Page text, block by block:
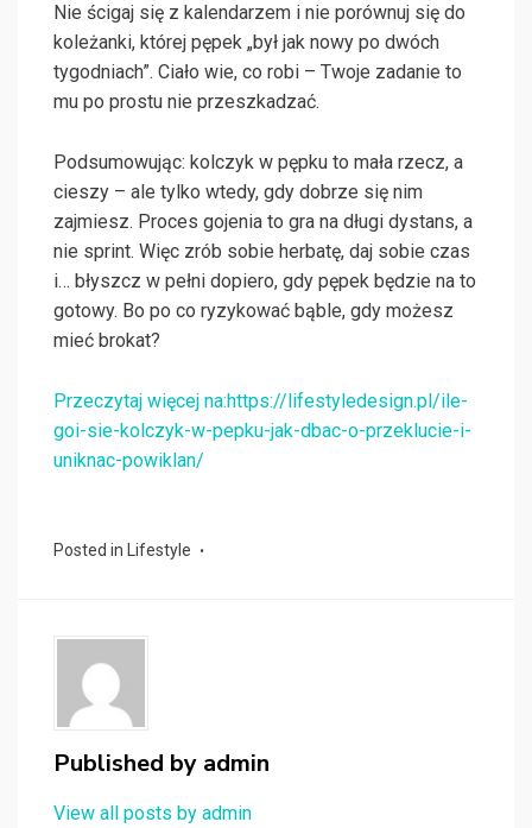
Nie ścigaj się z kalendarzem i nie porównuj się do
koleżanki, której pępek „był jak nowy po dwóch
tygodniach”. Ciało wie, co robi – Twoje zadanie to
mu po prostu nie przeszkadzać.
Podsumowując: kolczyk w pępku to mała rzecz, a
cieszy – ale tylko wtedy, gdy dobrze się nim
zajmiesz. Proces gojenia to gra na długi dystans, a
nie sprint. Więc zrób sobie herbatę, daj sobie czas
i… błyszcz w pełni dopiero, gdy pępek będzie na to
gotowy. Bo po co ryzykować bąble, gdy możesz
mieć brokat?
Przeczytaj więcej na:https://lifestyledesign.pl/ile-
goi-sie-kolczyk-w-pepku-jak-dbac-o-przeklucie-i-
uniknac-powiklan/
Posted in Lifestyle
Published by admin
View all posts by admin